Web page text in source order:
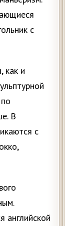
с
как и
В
с
английской